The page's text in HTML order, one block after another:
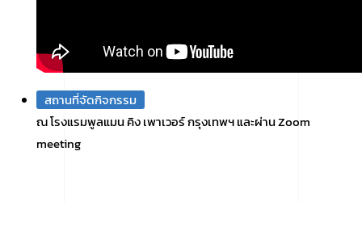
สถานที่จัดกิจกรรม
ณ โรงแรมพูลแมน คิง เพาเวอร์ กรุงเทพฯ และผ่าน Zoom
meeting